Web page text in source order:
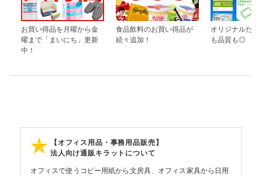
お買い得品を月曜から金
曜まで「まいにち」更新
中！
食品飲料のお買い得品が
続々追加！
オリジナルだか
も品質も◎
【オフィス用品・事務用品販売】
法人向け通販キラットについて
オフィスで使うコピー用紙から文房具、オフィス家具から日用